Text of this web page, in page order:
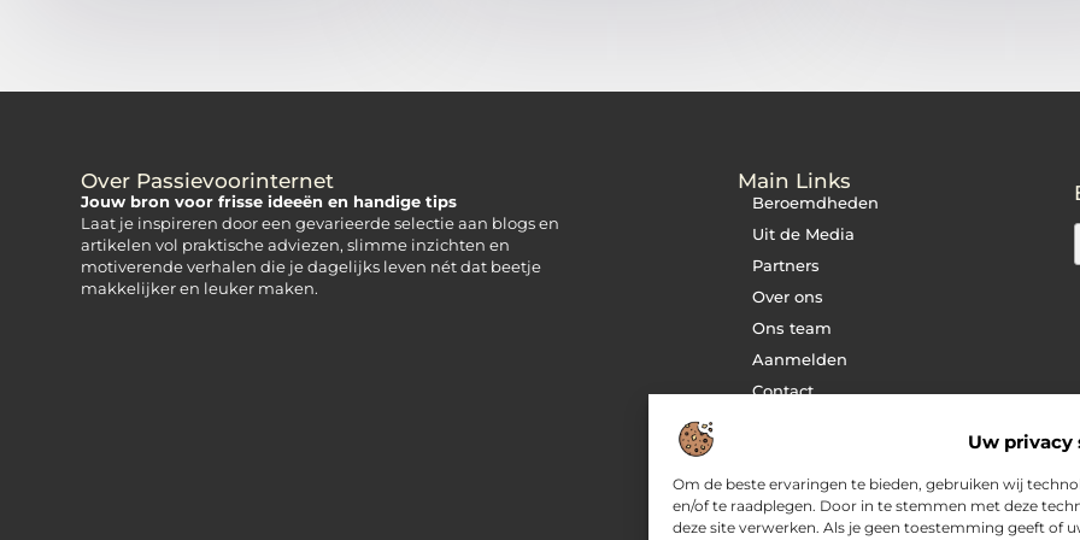
Uw privacy
Om de beste ervaringen te bieden, gebruiken wij
en/of te raadplegen. Door in te stemmen met deze
deze site verwerken. Als je geen toestemming geeft of
Over Passievoorinternet
Jouw bron voor frisse ideeën en handige tips
Laat je inspireren door een gevarieerde selectie aan blogs en
artikelen vol praktische adviezen, slimme inzichten en
motiverende verhalen die je dagelijks leven nét dat beetje
makkelijker en leuker maken.
Main Links
Beroemdheden
Uit de Media
Partners
Over ons
Ons team
Aanmelden
Contact
Goedkope
linkbuilding: slimme
strategie zonder
kwaliteitsverlies